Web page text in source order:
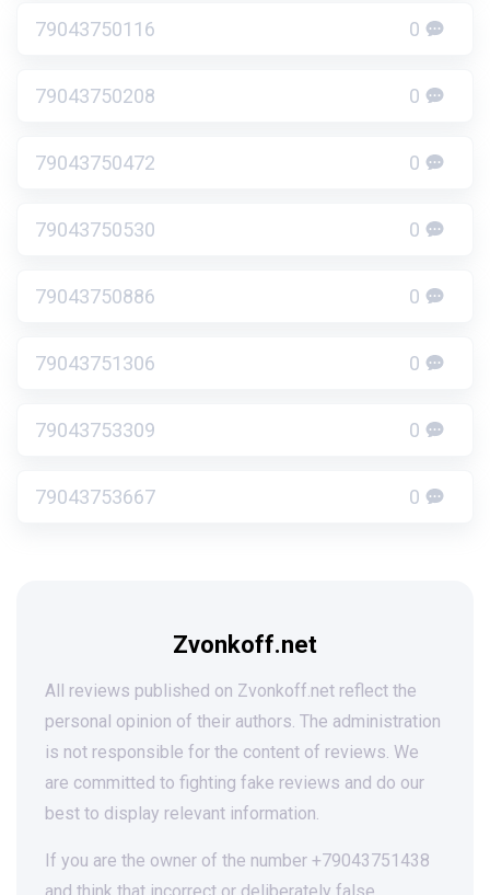
79043750116 0
79043750208 0
79043750472 0
79043750530 0
79043750886 0
79043751306 0
79043753309 0
79043753667 0
Zvonkoff.net
All reviews published on Zvonkoff.net reflect the
personal opinion of their authors. The administration
is not responsible for the content of reviews. We
are committed to fighting fake reviews and do our
best to display relevant information.
If you are the owner of the number +79043751438